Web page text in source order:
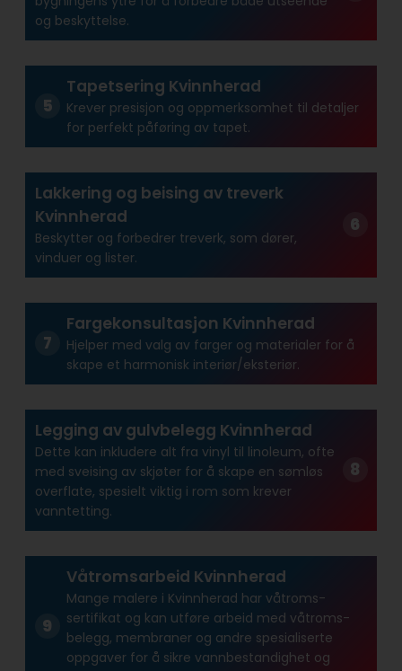
og beskyttelse.
Tapetsering Kvinnherad
Krever presisjon og oppmerksomhet til detaljer
for perfekt påføring av tapet.
Lakkering og beising av treverk
Kvinnherad
Beskytter og forbedrer treverk, som dører,
vinduer og lister.
Fargekonsultasjon Kvinnherad
Hjelper med valg av farger og materialer for å
skape et harmonisk interiør/eksteriør.
Legging av gulvbelegg Kvinnherad
Dette kan inkludere alt fra vinyl til linoleum, ofte
med sveising av skjøter for å skape en sømløs
overflate, spesielt viktig i rom som krever
vanntetting.
Våtromsarbeid Kvinnherad
Mange malere i Kvinnherad har våtroms­
sertifikat og kan utføre arbeid med våtroms­
belegg, membraner og andre spesialiserte
oppgaver for å sikre vann­bestandighet og